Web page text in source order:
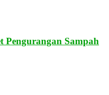
Pengurangan Sampah